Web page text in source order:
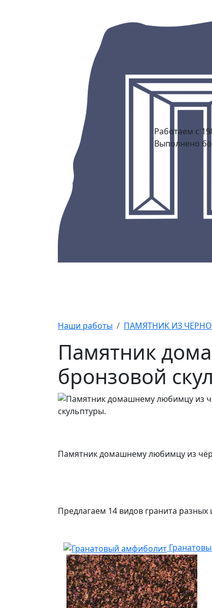
Работаем с
Выполнено
Наши работы ПАМЯТНИК ИЗ
Памятник
бронзовой
Памятник домашнему любимцу из
Предлагаем 14 видов гранита разных